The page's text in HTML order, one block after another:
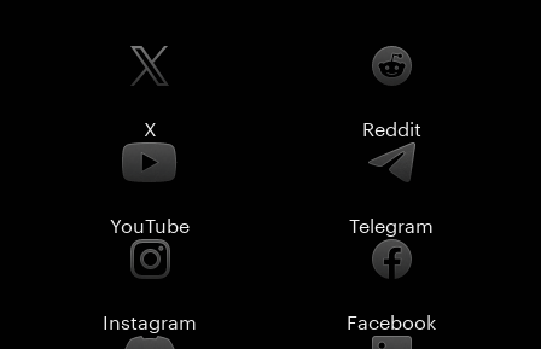
X Reddit
YouTube Telegram
Instagram Facebook